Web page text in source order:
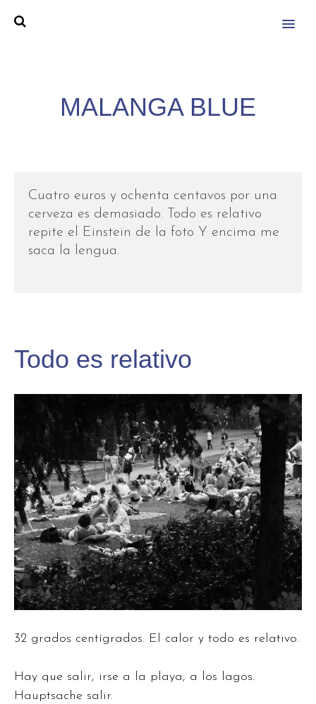
MENU
MALANGA BLUE
Cuatro euros y ochenta centavos por una
cerveza es demasiado. Todo es relativo
repite el Einstein de la foto Y encima me
saca la lengua.
Todo es relativo
32 grados centígrados. El calor y todo es relativo.
Hay que salir, irse a la playa, a los lagos.
Hauptsache salir.